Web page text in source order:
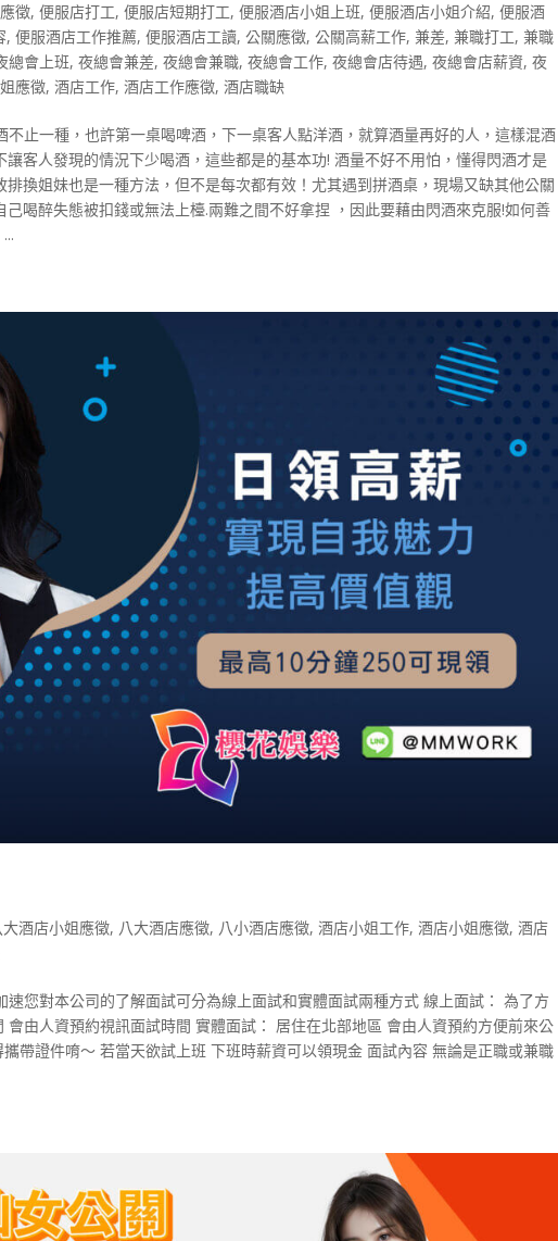
徵,便服店打工,便服店短期打工,便服酒店小姐上班,便服酒店小姐介紹,便服酒
,便服酒店工作推薦,便服酒店工讀,公關應徵,公關高薪工作,兼差,兼職打工,兼職
總會上班,夜總會兼差,夜總會兼職,夜總會工作,夜總會店待遇,夜總會店薪資,夜
應徵,酒店工作,酒店工作應徵,酒店職缺
止一種，也許第一桌喝啤酒，下一桌客人點洋酒，就算酒量再好的人，這樣混酒
客人發現的情況下少喝酒，這些都是的基本功! 酒量不好不用怕，懂得閃酒才是
換姐妹也是一種方法，但不是每次都有效！尤其遇到拼酒桌，現場又缺其他公關
喝醉失態被扣錢或無法上檯.兩難之間不好拿捏 ，因此要藉由閃酒來克服!如何善
大酒店小姐應徵, 八大酒店應徵, 八小酒店應徵,酒店小姐工作,酒店小姐應徵,酒店
您對本公司的了解面試可分為線上面試和實體面試兩種方式 線上面試： 為了方
由人資預約視訊面試時間 實體面試： 居住在北部地區 會由人資預約方便前來公
帶證件唷～ 若當天欲試上班 下班時薪資可以領現金 面試內容 無論是正職或兼職